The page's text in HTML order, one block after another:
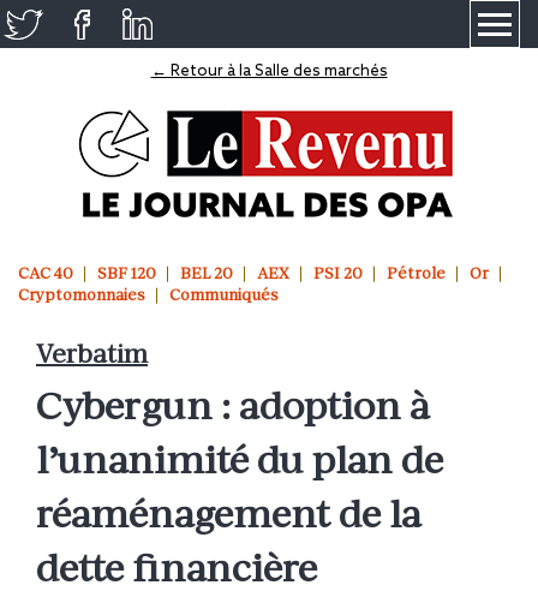
← Retour à la Salle des marchés
CAC 40 SBF 120 BEL 20 AEX PSI 20 Pétrole
Or
Cryptomonnaies
Communiqués
Verbatim
Cybergun : adoption à
l’unanimité du plan de
réaménagement de la
dette financière